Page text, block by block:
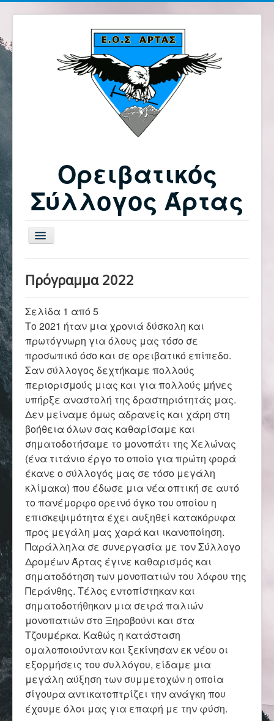
Ορειβατικός
Σύλλογος Άρτας
Εναλλαγή
πλοήγησης
Αρχική
Σύλλογος
Ορειβασία
Αναρρίχηση
Βουνό και φύση
Φωτο - Video
Επικοινωνία
Πρόγραμμα 2022
Σελίδα 1 από 5
Το 2021 ήταν μια χρονιά δύσκολη και
πρωτόγνωρη για όλους μας τόσο σε
προσωπικό όσο και σε ορειβατικό επίπεδο.
Σαν σύλλογος δεχτήκαμε πολλούς
περιορισμούς μιας και για πολλούς μήνες
υπήρξε αναστολή της δραστηριότητάς μας.
Δεν μείναμε όμως αδρανείς και χάρη στη
βοήθεια όλων σας καθαρίσαμε και
σηματοδοτήσαμε το μονοπάτι της Χελώνας
(ένα τιτάνιο έργο το οποίο για πρώτη φορά
έκανε ο σύλλογός μας σε τόσο μεγάλη
κλίμακα) που έδωσε μια νέα οπτική σε αυτό
το πανέμορφο ορεινό όγκο του οποίου η
επισκεψιμότητα έχει αυξηθεί κατακόρυφα
προς μεγάλη μας χαρά και ικανοποίηση.
Παράλληλα σε συνεργασία με τον Σύλλογο
Δρομέων Άρτας έγινε καθαρισμός και
σηματοδότηση των μονοπατιών του λόφου της
Περάνθης. Τέλος εντοπίστηκαν και
σηματοδοτήθηκαν μια σειρά παλιών
μονοπατιών στο Ξηροβούνι και στα
Τζουμέρκα. Καθώς η κατάσταση
ομαλοποιούνταν και ξεκίνησαν εκ νέου οι
εξορμήσεις του συλλόγου, είδαμε μια
μεγάλη αύξηση των συμμετοχών η οποία
σίγουρα αντικατοπτρίζει την ανάγκη που
έχουμε όλοι μας για επαφή με την φύση.